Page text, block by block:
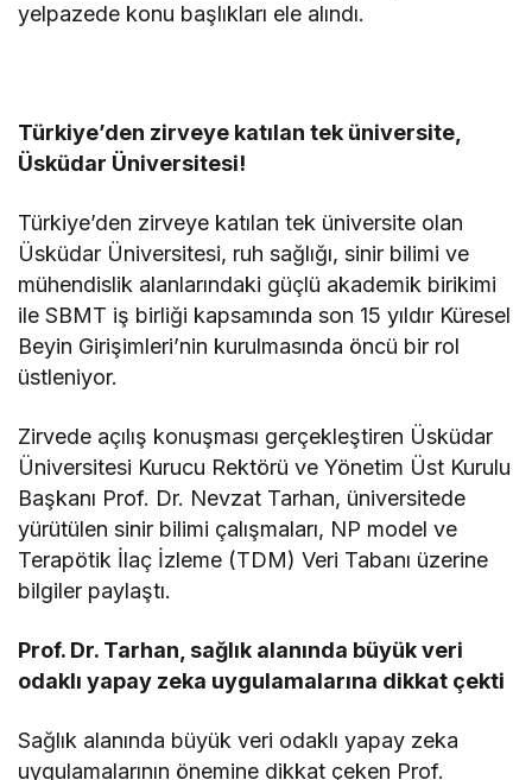
yelpazede konu başlıkları ele alındı.
Türkiye’den zirveye katılan tek üniversite,
Üsküdar Üniversitesi!
Türkiye’den zirveye katılan tek üniversite olan
Üsküdar Üniversitesi, ruh sağlığı, sinir bilimi ve
mühendislik alanlarındaki güçlü akademik birikimi
ile SBMT iş birliği kapsamında son 15 yıldır Küresel
Beyin Girişimleri’nin kurulmasında öncü bir rol
üstleniyor.
Zirvede açılış konuşması gerçekleştiren Üsküdar
Üniversitesi Kurucu Rektörü ve Yönetim Üst Kurulu
Başkanı Prof. Dr. Nevzat Tarhan, üniversitede
yürütülen sinir bilimi çalışmaları, NP model ve
Terapötik İlaç İzleme (TDM) Veri Tabanı üzerine
bilgiler paylaştı.
Prof. Dr. Tarhan, sağlık alanında büyük veri
odaklı yapay zeka uygulamalarına dikkat çekti
Sağlık alanında büyük veri odaklı yapay zeka
uygulamalarının önemine dikkat çeken Prof.